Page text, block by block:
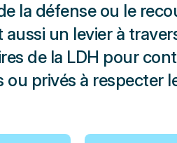
la défense ou le
aussi un levier à
de la LDH pour
ou privés à respecter